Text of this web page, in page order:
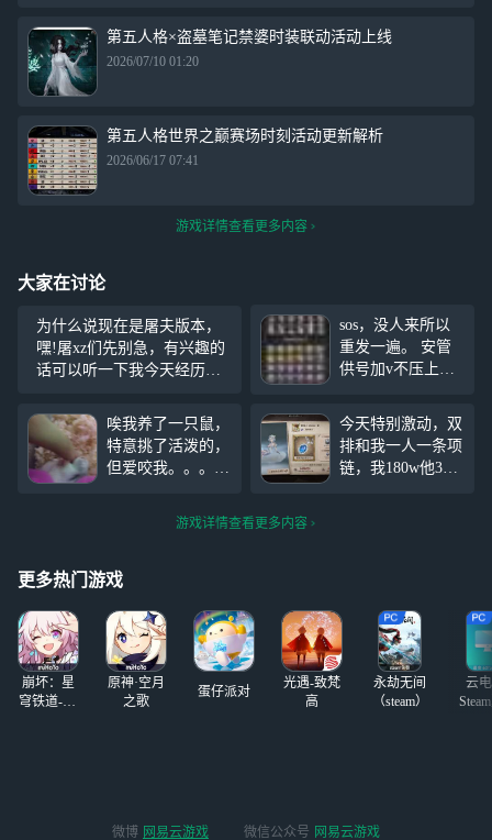
第五人格×盗墓笔记禁婆时装联动活动上线
2026/07/10 01:20
第五人格世界之巅赛场时刻活动更新解析
2026/06/17 07:41
游戏详情查看更多内容
大家在讨论
为什么说现在是屠夫版本，
嘿!屠xz们先别急，有兴趣的
话可以听一下我今天经历的
玩人类有被压力过不 一局训
练四人玩法救完一挂咒术后
保人过程被击倒，拉拉：XX
X躲好别被发现~XXX
sos，没人来所以
重发一遍。 安管
供号加v不压上下
索外都不能用，体
验卡仅限体验不可
用解锁，加好友备
注，没删贴就是还
唉我养了一只鼠，
特意挑了活泼的，
但爱咬我。。。爱
被嗦的很惨。。。
抬头一看击球勘探
就在前面盯着我。
今天特别激动，双
排和我一人一条项
链，我180w他300
游戏详情查看更多内容
更多热门游戏
崩坏：星
穹铁道-4.4
原神·空月
之歌
蛋仔派对
光遇-致梵
高
永劫无间
（steam）
云
微博 网易云游戏 微信公众号 网易云游戏